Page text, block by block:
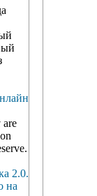
are
2.0.
на